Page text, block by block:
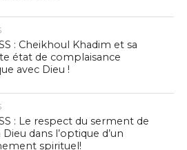
: Cheikhoul Khadim et sa
état de complaisance
avec Dieu !
: Le respect du serment de
dans l’optique d’un
spirituel!